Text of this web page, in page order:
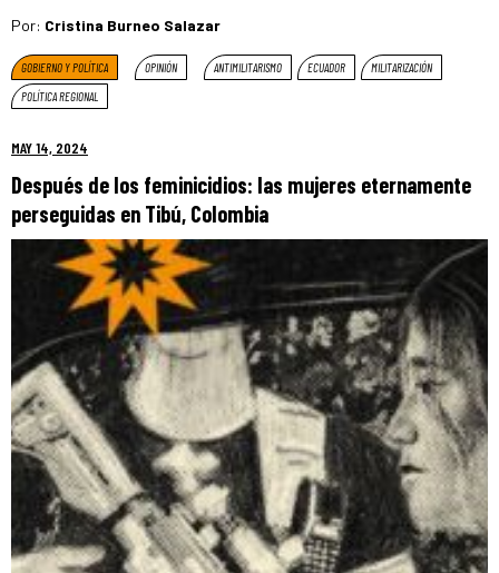
Por: Cristina Burneo Salazar
GOBIERNO Y POLÍTICA OPINIÓN ANTIMILITARISMO ECUADOR
MILITARIZACIÓN
POLÍTICA REGIONAL
MAY 14, 2024
Después de los feminicidios: las mujeres eternamente
perseguidas en Tibú, Colombia